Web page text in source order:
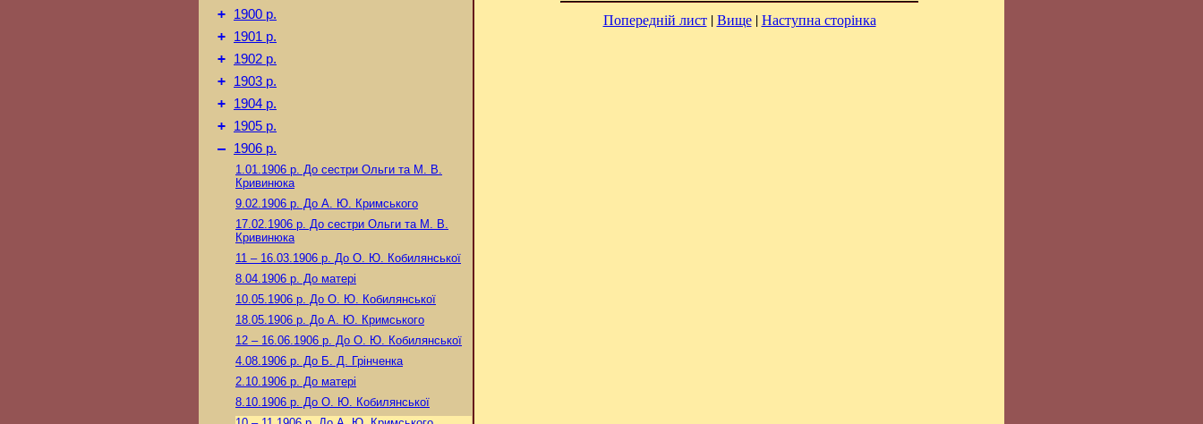
+ 1900 р.
+ 1901 р.
+ 1902 р.
+ 1903 р.
+ 1904 р.
+ 1905 р.
– 1906 р.
1.01.1906 р. До сестри Ольги та М. В.
Кривинюка
9.02.1906 р. До А. Ю. Кримського
17.02.1906 р. До сестри Ольги та М. В.
Кривинюка
11 – 16.03.1906 р. До О. Ю. Кобилянської
8.04.1906 р. До матері
10.05.1906 р. До О. Ю. Кобилянської
18.05.1906 р. До А. Ю. Кримського
12 – 16.06.1906 р. До О. Ю. Кобилянської
4.08.1906 р. До Б. Д. Грінченка
2.10.1906 р. До матері
8.10.1906 р. До О. Ю. Кобилянської
Попередній лист|Вище|Наступна сторінка